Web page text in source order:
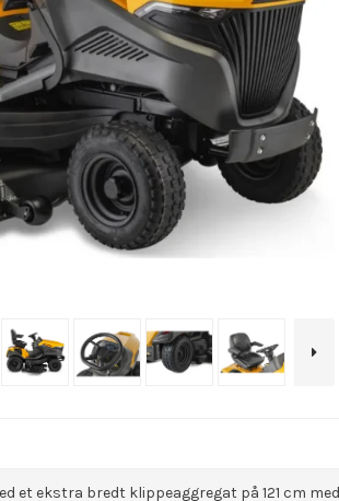
et ekstra bredt klippeaggregat på 121 cm